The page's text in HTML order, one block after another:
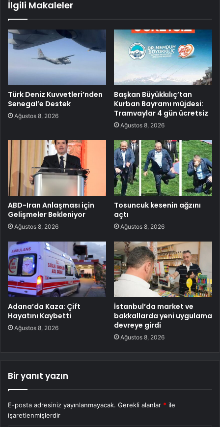
İlgili Makaleler
Türk Deniz Kuvvetleri’nden
Senegal’e Destek
Ağustos 8, 2026
Başkan Büyükkılıç’tan
Kurban Bayramı müjdesi:
Tramvaylar 4 gün ücretsiz
Ağustos 8, 2026
ABD-Iran Anlaşması için
Gelişmeler Bekleniyor
Ağustos 8, 2026
Tosuncuk kesenin ağzını
açtı
Ağustos 8, 2026
Adana’da Kaza: Çift
Hayatını Kaybetti
Ağustos 8, 2026
İstanbul’da market ve
bakkallarda yeni uygulama
devreye girdi
Ağustos 8, 2026
Bir yanıt yazın
E-posta adresiniz yayınlanmayacak. Gerekli alanlar * ile
işaretlenmişlerdir